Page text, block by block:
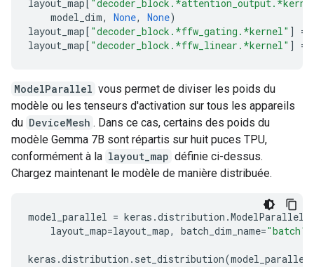
layout_map[
model_dim, None, None)
layout_map[ "decoder_block.*ffw_gating.*kernel" ] =
layout_map[ "decoder_block.*ffw_linear.*kernel" ] =
ModelParallel vous permet de diviser les poids du
modèle ou les tenseurs d'activation sur tous les appareils
du DeviceMesh . Dans ce cas, certains des poids du
modèle Gemma 7B sont répartis sur huit puces TPU,
conformément à la layout_map définie ci-dessus.
Chargez maintenant le modèle de manière distribuée.
model_parallel = keras .distribution .ModelParallel
layout_map=layout_map, batch_dim_name="batch"
keras .distribution . set_distribution(model_parallel